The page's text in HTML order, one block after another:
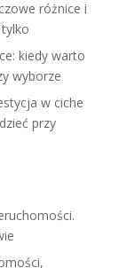
różnice i
kiedy warto
wyborze
w ciche
przy